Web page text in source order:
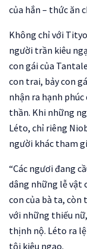
của hắn – thức ăn
Không chỉ với
người trần kiêu
con gái của
con trai, bảy con
nhận ra hạnh phúc
thần. Khi những
Léto, chỉ riêng
người khác tham
“Các ngươi đang
dâng những lễ vật
con của bà ta, còn
với những thiếu
thịnh nộ. Léto ra
tội kiêu ngạo.